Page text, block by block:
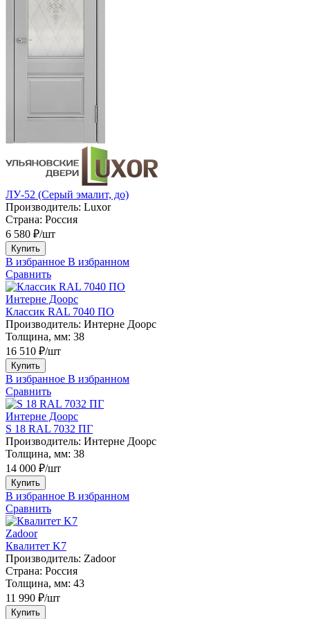
ЛУ-52 (Серый эмалит, до)
Производитель: Luxor
Страна: Россия
6 580 ₽/шт
Купить
В избранное В избранном
Сравнить
Интерне Доорс
Классик RAL 7040 ПО
Производитель: Интерне Доорс
Толщина, мм: 38
16 510 ₽/шт
Купить
В избранное В избранном
Сравнить
Интерне Доорс
S 18 RAL 7032 ПГ
Производитель: Интерне Доорс
Толщина, мм: 38
14 000 ₽/шт
Купить
В избранное В избранном
Сравнить
Zadoor
Квалитет K7
Производитель: Zadoor
Страна: Россия
Толщина, мм: 43
11 990 ₽/шт
Купить